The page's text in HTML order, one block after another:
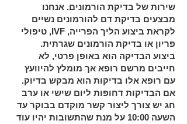
שירות של בדיקת הורמונים. אנחנו
מבצעים בדיקת דם להורמונים נשיים
לקראת ביצוע הליך הפרייה, IVF, טיפולי
פריון או בדיקת הורמונים שגרתית.
ביצוע הבדיקה הוא באופן פרטי, לא
חייבים מרשם רופא אך מומלץ להיוועץ
עם רופא אלו בדיקות הוא מבקש בדיוק.
אם הבדיקות דחופות ליום שישי או ערב
חג יש צורך ליצור קשר מוקדם בבוקר עד
השעה 10:00 על מנת שהתשובות יהיו עוד